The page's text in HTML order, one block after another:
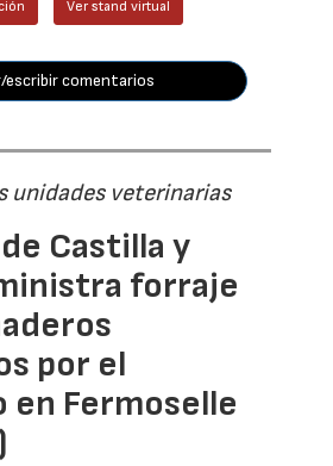
Ver stand virtual
escribir comentarios
unidades veterinarias
Castilla y
forraje
por el
en Fermoselle